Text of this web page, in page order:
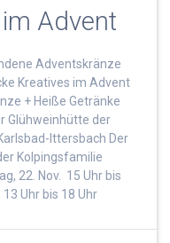
Advent
Adventskränze
Kreatives im Advent
+ Heiße Getränke
Glühweinhütte der
Ittersbach Der
Kolpingsfamilie
22. Nov. 15 Uhr bis
Uhr bis 18 Uhr